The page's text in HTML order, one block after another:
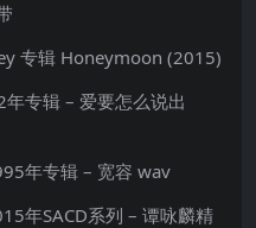
专辑 Honeymoon (2015)
专辑 – 爱要怎么说出
年专辑 – 宽容 wav
年SACD系列 – 谭咏麟精